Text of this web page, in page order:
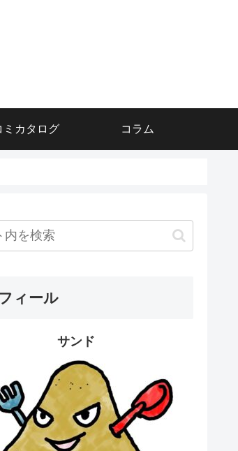
ミカタログ コラム
ィール
サンド